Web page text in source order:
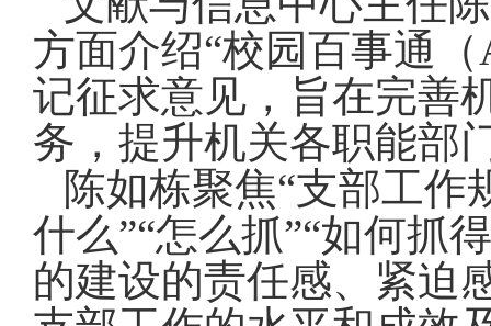
方面介绍“校园百事通
记征求意见，旨在完善
务，提升机关各职能部
陈如栋聚焦“支部工作
什么”“怎么抓”“如何抓
的建设的责任感、紧迫